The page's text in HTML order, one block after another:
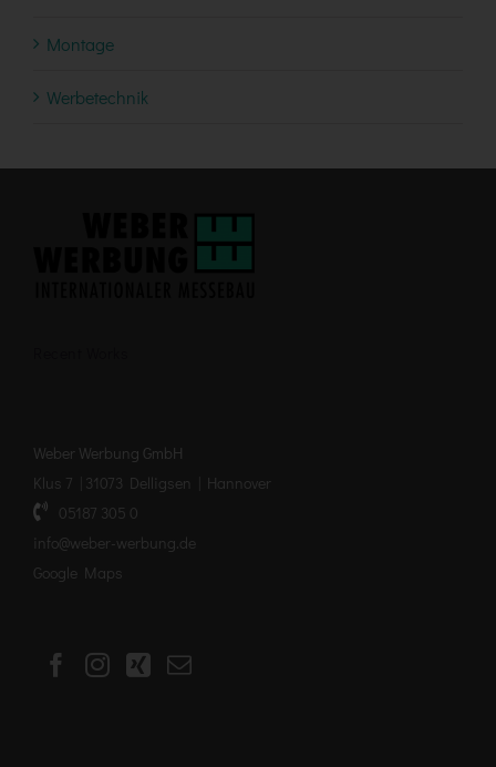
Montage
Werbetechnik
Weber Werbung GmbH
Klus 7 | 31073 Delligsen | Hannover
05187 305 0
info@weber-werbung.de
Google Maps